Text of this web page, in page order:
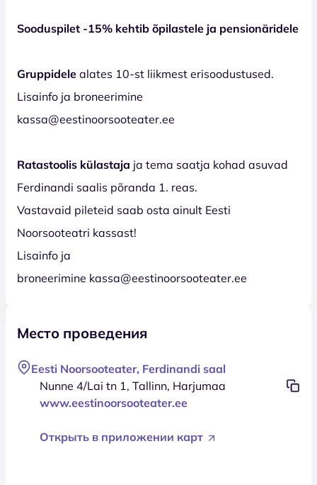
Sooduspilet -15% kehtib õpilastele ja pensionäridele
Gruppidele alates 10-st liikmest erisoodustused.
Lisainfo ja broneerimine
kassa@eestinoorsooteater.ee
Ratastoolis külastaja ja tema saatja kohad asuvad
Ferdinandi saalis põranda 1. reas.
Vastavaid pileteid saab osta ainult Eesti
Noorsooteatri kassast!
Lisainfo ja
broneerimine kassa@eestinoorsooteater.ee
Место проведения
Eesti Noorsooteater, Ferdinandi saal
Nunne 4/Lai tn 1, Tallinn, Harjumaa
www.eestinoorsooteater.ee
Открыть в приложении карт